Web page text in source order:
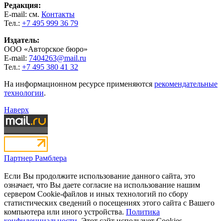
Редакция:
E-mail: см. Контакты
Тел.: +7 495 999 36 79
Издатель:
ООО «Авторское бюро»
E-mail: 7404263@mail.ru
Тел.: +7 495 380 41 32
На информационном ресурсе применяются рекомендательные
технологии.
Наверх
Партнер Рамблера
Если Вы продолжите использование данного сайта, это
означает, что Вы даете согласие на использование нашим
сервером Cookie-файлов и иных технологий по сбору
статистических сведений о посещениях этого сайта с Вашего
компьютера или иного устройства. Политика